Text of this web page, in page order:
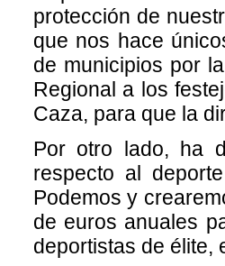
protección de
que nos hace
de municipios por
Regional a los
Caza, para que la
Por otro lado, ha
respecto al
Podemos y
de euros anuales
deportistas de élite,